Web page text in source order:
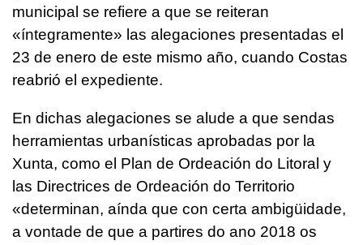
municipal se refiere a que se reiteran
«íntegramente» las alegaciones presentadas el
23 de enero de este mismo año, cuando Costas
reabrió el expediente.
En dichas alegaciones se alude a que sendas
herramientas urbanísticas aprobadas por la
Xunta, como el Plan de Ordeación do Litoral y
las Directrices de Ordeación do Territorio
«determinan, aínda que con certa ambigüidade,
a vontade de que a partires do ano 2018 os